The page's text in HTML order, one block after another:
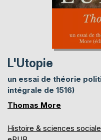
L'Utopie
un essai de théorie
intégrale de 1516)
Thomas More
Histoire & sciences